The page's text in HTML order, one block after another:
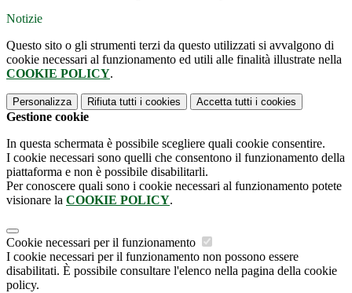
Notizie
Questo sito o gli strumenti terzi da questo utilizzati si avvalgono di
cookie necessari al funzionamento ed utili alle finalità illustrate nella
COOKIE POLICY.
Personalizza Rifiuta tutti i cookies Accetta tutti i cookies
Gestione cookie
In questa schermata è possibile scegliere quali cookie consentire.
I cookie necessari sono quelli che consentono il funzionamento della
piattaforma e non è possibile disabilitarli.
Per conoscere quali sono i cookie necessari al funzionamento potete
visionare la COOKIE POLICY.
Cookie necessari per il funzionamento
I cookie necessari per il funzionamento non possono essere
disabilitati. È possibile consultare l'elenco nella pagina della cookie
policy.